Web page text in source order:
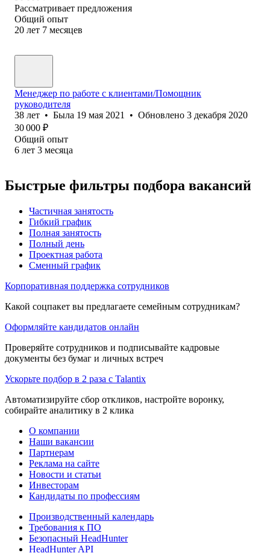
Рассматривает предложения
Общий опыт
20 лет 7 месяцев
Менеджер по работе с клиентами/Помощник
руководителя
38 лет • Была 19 мая 2021 • Обновлено 3 декабря 2020
30 000 ₽
Общий опыт
6 лет 3 месяца
Быстрые фильтры подбора вакансий
Частичная занятость
Гибкий график
Полная занятость
Полный день
Проектная работа
Сменный график
Корпоративная поддержка сотрудников
Какой соцпакет вы предлагаете семейным сотрудникам?
Оформляйте кандидатов онлайн
Проверяйте сотрудников и подписывайте кадровые
документы без бумаг и личных встреч
Ускорьте подбор в 2 раза с Talantix
Автоматизируйте сбор откликов, настройте воронку,
собирайте аналитику в 2 клика
О компании
Наши вакансии
Партнерам
Реклама на сайте
Новости и статьи
Инвесторам
Кандидаты по профессиям
Производственный календарь
Требования к ПО
Безопасный HeadHunter
HeadHunter API